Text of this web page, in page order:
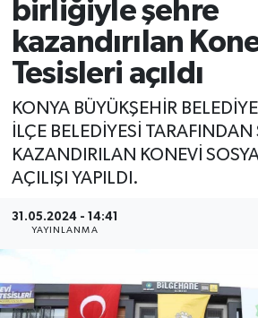
birliğiyle şehre
kazandırılan
Tesisleri açıldı
KONYA BÜYÜKŞEHİR
İLÇE BELEDİYESİ TARAFINDAN
KAZANDIRILAN KONEVİ
AÇILIŞI YAPILDI.
31.05.2024 - 14:41
YAYINLANMA
SAĞLIK
EĞİTİM
KÜLTÜR SANAT
MAGAZİN
Son Dakika Haberleri
Haber Arşivi